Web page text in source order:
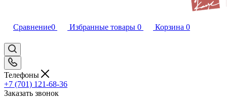
Сравнение0 Избранные товары 0 Корзина 0
Телефоны
+7 (701) 121-68-36
Заказать звонок